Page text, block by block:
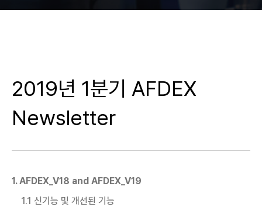
2019년 1분기 AFDEX
Newsletter
1. AFDEX_V18 and AFDEX_V19
1.1 신기능 및 개선된 기능